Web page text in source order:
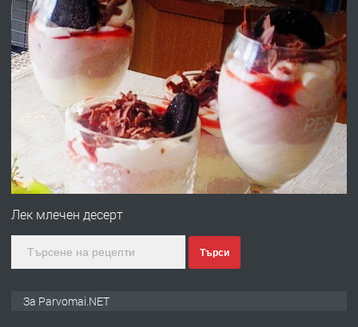
преди 1 година
ПРЕДЛАГА Работа за общи работници
преди 1 година
ПРЕДЛАГА
Първи поход "По стъпките на Ангел
Лек млечен десерт
Търси
За Parvomai.NET